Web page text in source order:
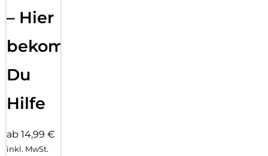
– Hier
bekommst
Du
Hilfe
ab 14,99 €
inkl. MwSt.